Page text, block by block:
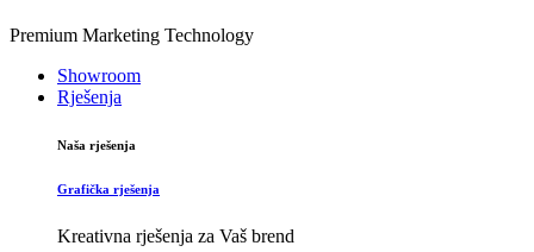
Premium Marketing Technology
Showroom
Rješenja
Naša rješenja
Grafička rješenja
Kreativna rješenja za Vaš brend